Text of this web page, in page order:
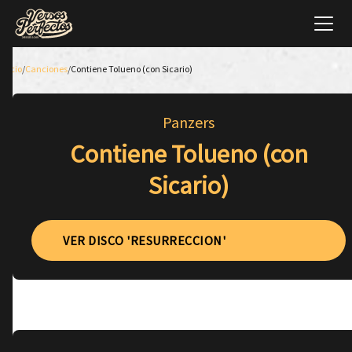
Inicio/Canciones/Contiene Tolueno (con Sicario)
Panzers
Contiene Tolueno (con
Sicario)
VER DISCO 'RESURRECCION'